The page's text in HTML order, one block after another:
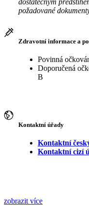
požadované
Zdravotní informace a
Povinná
Doporučená
B
Kontaktní úřady
Kontaktní
Kontaktní cizí
zobrazit více